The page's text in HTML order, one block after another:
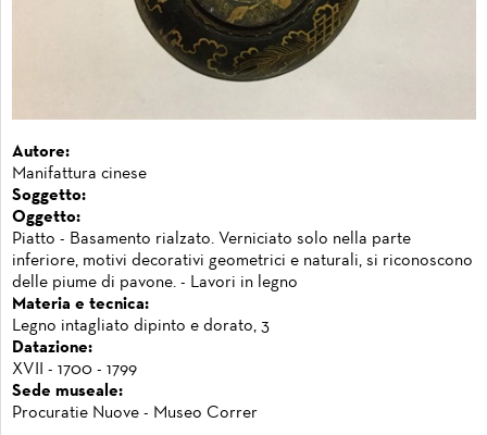
Autore:
Manifattura cinese
Soggetto:
Oggetto:
Piatto - Basamento rialzato. Verniciato solo nella parte
inferiore, motivi decorativi geometrici e naturali, si riconoscono
delle piume di pavone. - Lavori in legno
Materia e tecnica:
Legno intagliato dipinto e dorato, 3
Datazione:
XVII - 1700 - 1799
Sede museale:
Procuratie Nuove - Museo Correr